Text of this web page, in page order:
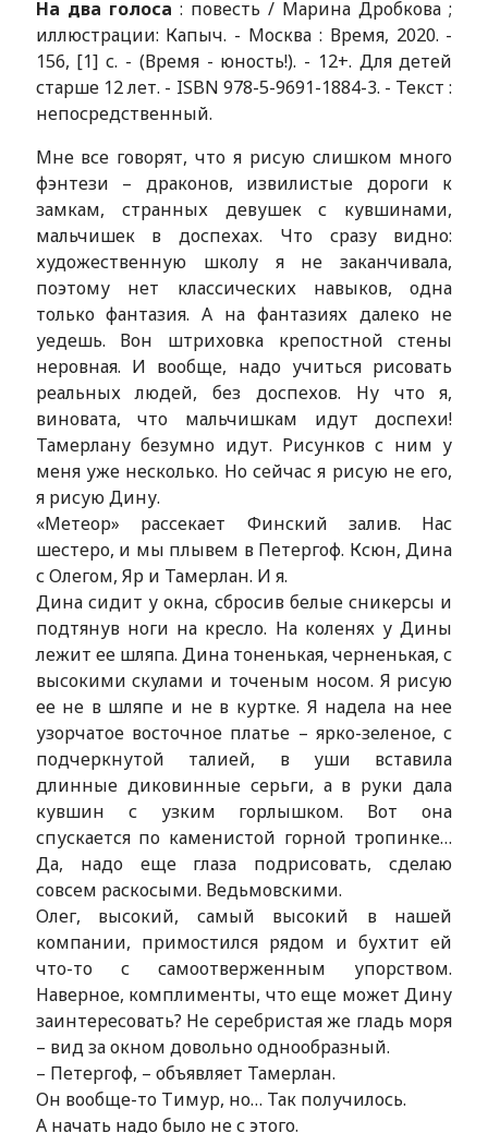
На два голоса : повесть / Марина Дробкова ;
иллюстрации: Капыч. - Москва : Время, 2020. -
156, [1] с. - (Время - юность!). - 12+. Для детей
старше 12 лет. - ISBN 978-5-9691-1884-3. - Текст :
непосредственный.
Мне все говорят, что я рисую слишком много
фэнтези – драконов, извилистые дороги к
замкам, странных девушек с кувшинами,
мальчишек в доспехах. Что сразу видно:
художественную школу я не заканчивала,
поэтому нет классических навыков, одна
только фантазия. А на фантазиях далеко не
уедешь. Вон штриховка крепостной стены
неровная. И вообще, надо учиться рисовать
реальных людей, без доспехов. Ну что я,
виновата, что мальчишкам идут доспехи!
Тамерлану безумно идут. Рисунков с ним у
меня уже несколько. Но сейчас я рисую не его,
я рисую Дину.
«Метеор» рассекает Финский залив. Нас
шестеро, и мы плывем в Петергоф. Ксюн, Дина
с Олегом, Яр и Тамерлан. И я.
Дина сидит у окна, сбросив белые сникерсы и
подтянув ноги на кресло. На коленях у Дины
лежит ее шляпа. Дина тоненькая, черненькая, с
высокими скулами и точеным носом. Я рисую
ее не в шляпе и не в куртке. Я надела на нее
узорчатое восточное платье – ярко-зеленое, с
подчеркнутой талией, в уши вставила
длинные диковинные серьги, а в руки дала
кувшин с узким горлышком. Вот она
спускается по каменистой горной тропинке…
Да, надо еще глаза подрисовать, сделаю
совсем раскосыми. Ведьмовскими.
Олег, высокий, самый высокий в нашей
компании, примостился рядом и бухтит ей
что-то с самоотверженным упорством.
Наверное, комплименты, что еще может Дину
заинтересовать? Не серебристая же гладь моря
– вид за окном довольно однообразный.
– Петергоф, – объявляет Тамерлан.
Он вообще-то Тимур, но… Так получилось.
А начать надо было не с этого.